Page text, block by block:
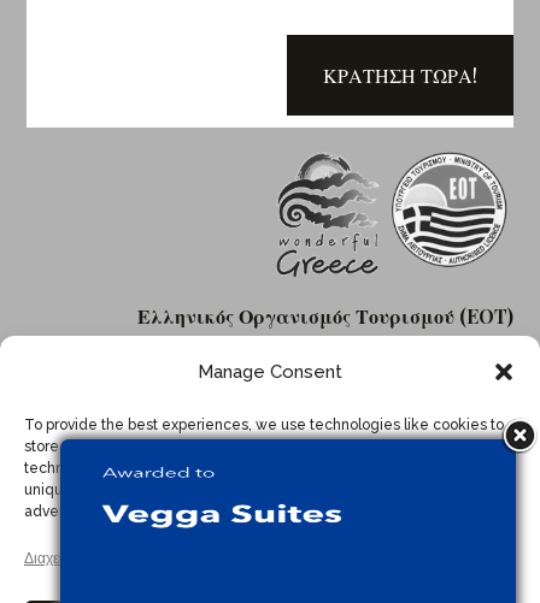
Manage Consent
To provide the best experiences, we use technologies like cookies to
store and/or access device information. Consenting to these
technologies will allow us to process data such as browsing behavior or
unique IDs on this site. Not consenting or withdrawing consent, may
adversely affect certain features and functions.
Διαχείριση υπηρεσιών
ΚΡΑΤΗΣΗ ΤΩΡΑ!
Ελληνικός Οργανισμός Τουρισμού (EOT)